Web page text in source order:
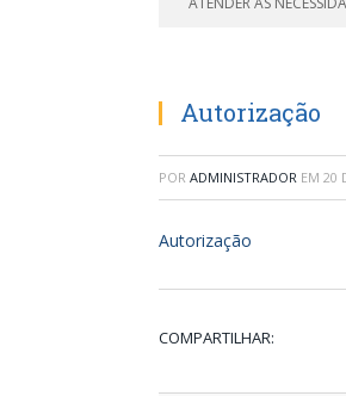
Autorização
POR ADMINISTRADOR EM 20
Autorização
COMPARTILHAR: